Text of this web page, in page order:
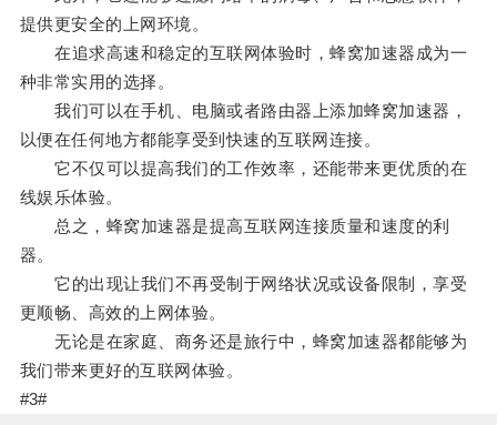
提供更安全的上网环境。
在追求高速和稳定的互联网体验时，蜂窝加速器成为一
种非常实用的选择。
我们可以在手机、电脑或者路由器上添加蜂窝加速器，
以便在任何地方都能享受到快速的互联网连接。
它不仅可以提高我们的工作效率，还能带来更优质的在
线娱乐体验。
总之，蜂窝加速器是提高互联网连接质量和速度的利
器。
它的出现让我们不再受制于网络状况或设备限制，享受
更顺畅、高效的上网体验。
无论是在家庭、商务还是旅行中，蜂窝加速器都能够为
我们带来更好的互联网体验。
#3#